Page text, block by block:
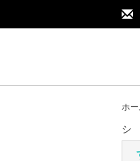
ホー
シ